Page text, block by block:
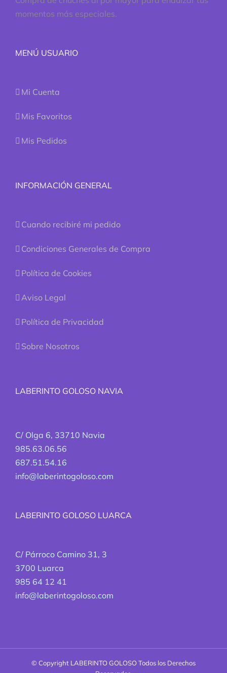
momentos más especiales.
MENÚ USUARIO
Mi Cuenta
Mis Favoritos
Mis Pedidos
INFORMACIÓN GENERAL
Cuando recibiré mi pedido
Condiciones Generales de Compra
Política de Cookies
Aviso Legal
Política de Privacidad
Sobre Nosotros
LABERINTO GOLOSO NAVIA
C/ Olga 6, 33710 Navia
985.63.06.56
687.51.54.16
info@laberintogoloso.com
LABERINTO GOLOSO LUARCA
C/ Párroco Camino 31, 3
3700 Luarca
985 64 12 41
info@laberintogoloso.com
© Copyright LABERINTO GOLOSO Todos los Derechos